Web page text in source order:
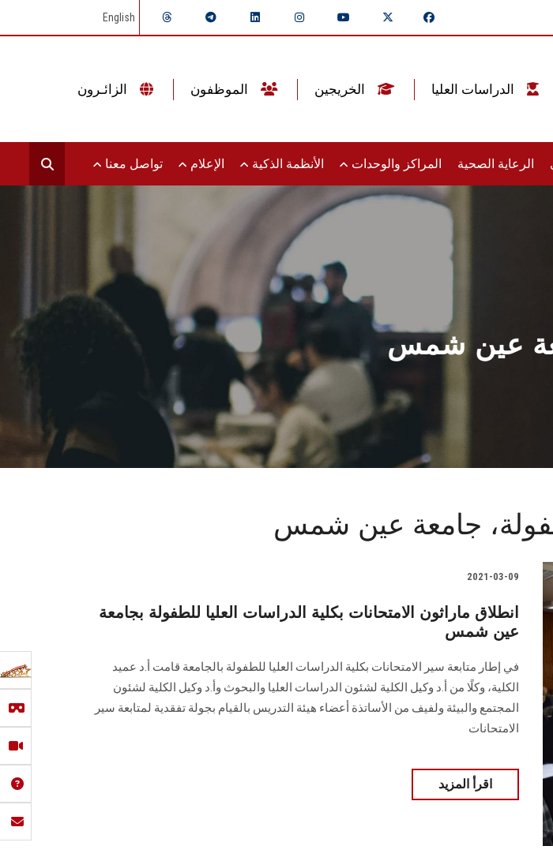
English
الرعاية الصحية المراكز والوحدات الأنظمة الذكية الإعلام تواصل معنا
عين شمس
جامعة عين شمس
2021-03-09
انطلاق ماراثون الامتحانات بكلية الدراسات العليا للطفولة بجامعة
عين شمس
في إطار متابعة سير الامتحانات بكلية الدراسات العليا للطفولة بالجامعة قامت أ.د عميد
الكلية، وكلًا من أ.د وكيل الكلية لشئون الدراسات العليا والبحوث وأ.د وكيل الكلية لشئون
المجتمع والبيئة ولفيف من الأساتذة أعضاء هيئة التدريس بالقيام بجولة تفقدية لمتابعة سير
الامتحانات
اقرأ المزيد